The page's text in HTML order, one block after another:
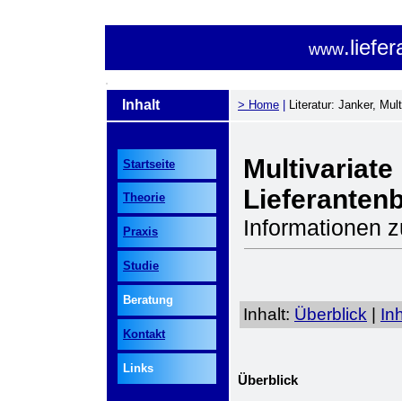
www
.
Inhalt > Home Literatur: Janker,
Startseite
Theorie
Praxis
Studie
Beratung
Kontakt
Links
Multivariate
Informationen
Inhalt: Überblick
Überblick